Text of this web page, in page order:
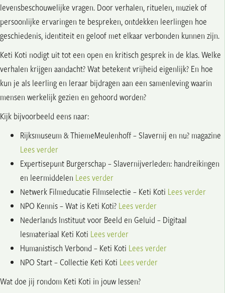
levensbeschouwelijke vragen. Door verhalen, rituelen, muziek of
persoonlijke ervaringen te bespreken, ontdekken leerlingen hoe
geschiedenis, identiteit en geloof met elkaar verbonden kunnen zijn.
Keti Koti nodigt uit tot een open en kritisch gesprek in de klas. Welke
verhalen krijgen aandacht? Wat betekent vrijheid eigenlijk? En hoe
kun je als leerling en leraar bijdragen aan een samenleving waarin
mensen werkelijk gezien en gehoord worden?
Kijk bijvoorbeeld eens naar:
Rijksmuseum &ThiemeMeulenhoff– Slavernij en nu? magazine
Lees verder
Expertisepunt Burgerschap – Slavernijverleden: handreikingen
en leermiddelen Lees verder
Netwerk Filmeducatie Filmselectie – Keti Koti Lees verder
NPO Kennis– Wat is Keti Koti? Lees verder
Nederlands Instituut voor Beeld en Geluid – Digitaal
lesmateriaal Keti Koti Lees verder
Humanistisch Verbond – Keti Koti Lees verder
NPO Start – Collectie Keti Koti Lees verder
Wat doe jij rondom Keti Koti in jouw lessen?